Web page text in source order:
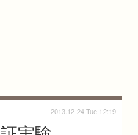
2013.12.24 Tue 12:19